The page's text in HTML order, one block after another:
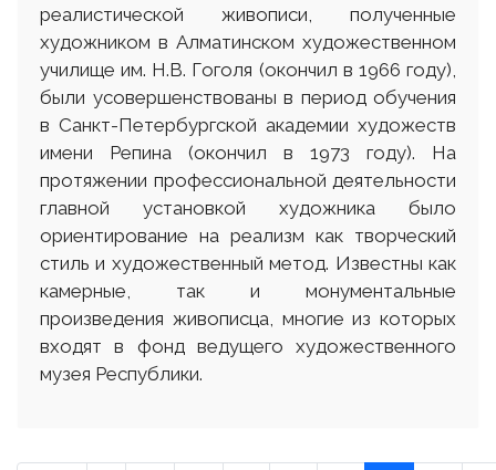
реалистической живописи, полученные
художником в Алматинском художественном
училище им. Н.В. Гоголя (окончил в 1966 году),
были усовершенствованы в период обучения
в Санкт-Петербургской академии художеств
имени Репина (окончил в 1973 году). На
протяжении профессиональной деятельности
главной установкой художника было
ориентирование на реализм как творческий
стиль и художественный метод. Известны как
камерные, так и монументальные
произведения живописца, многие из которых
входят в фонд ведущего художественного
музея Республики.